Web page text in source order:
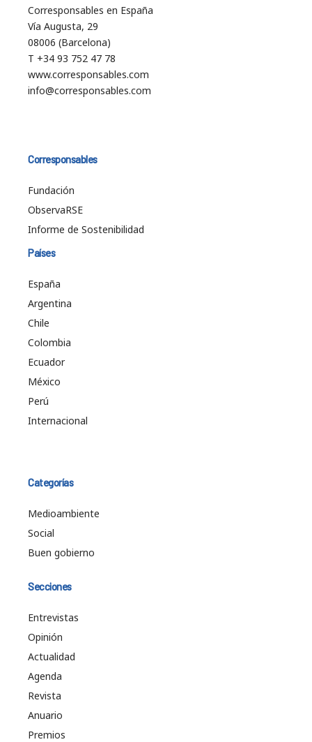
Corresponsables en España
Vía Augusta, 29
08006 (Barcelona)
T +34 93 752 47 78
www.corresponsables.com
info@corresponsables.com
Corresponsables
Fundación
ObservaRSE
Informe de Sostenibilidad
Países
España
Argentina
Chile
Colombia
Ecuador
México
Perú
Internacional
Categorías
Medioambiente
Social
Buen gobierno
Secciones
Entrevistas
Opinión
Actualidad
Agenda
Revista
Anuario
Premios